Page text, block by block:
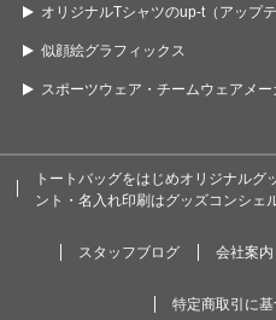
オリジナルTシャツのup-t（アップテ
似顔絵グラフィックス
スポーツウェア・チームウェアメ
トートバッグをはじめオリジナルグ
ント・名入れ印刷はグッズコンシェ
スタッフブログ 会社案内
特定商取引に